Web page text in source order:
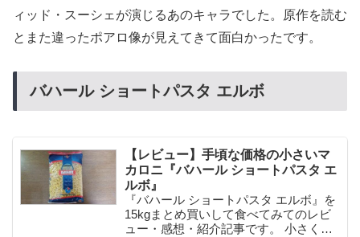
ィッド・スーシェが演じるあのキャラでした。原作を読む
とまた違ったポアロ像が見えてきて面白かったです。
バハール ショートパスタ エルボ
【レビュー】手頃な価格の小さいマ
カロニ『バハール ショートパスタ エ
ルボ』
『バハール ショートパスタ エルボ』を
15kgまとめ買いして食べてみてのレビ
ュー・感想・紹介記事です。 小さくて